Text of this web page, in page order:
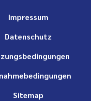
Impressum
Datenschutz
Sitemap